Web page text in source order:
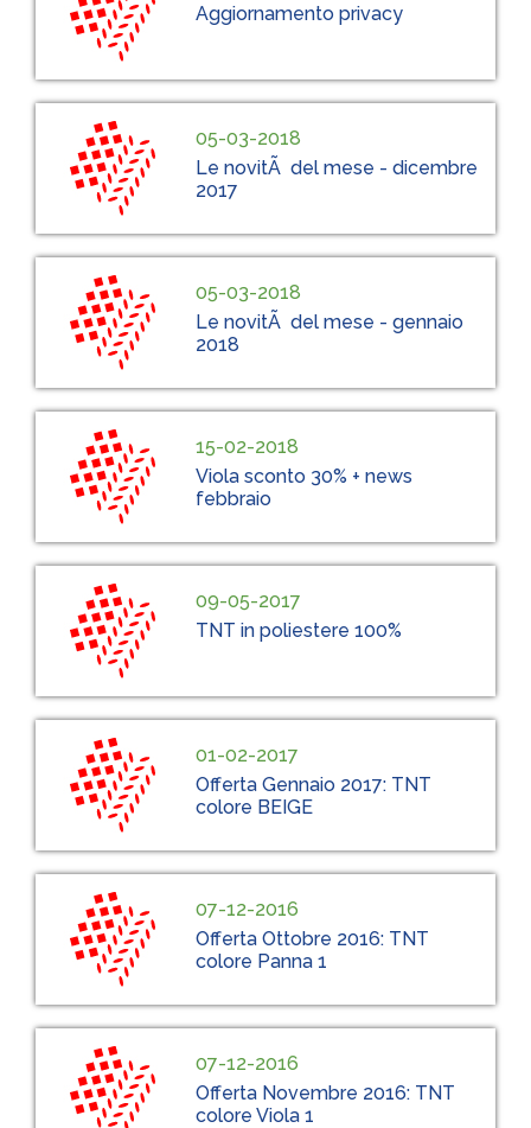
Aggiornamento privacy
05-03-2018
Le novitÃ del mese - dicembre
2017
05-03-2018
Le novitÃ del mese - gennaio
2018
15-02-2018
Viola sconto 30% + news
febbraio
09-05-2017
TNT in poliestere 100%
01-02-2017
Offerta Gennaio 2017: TNT
colore BEIGE
07-12-2016
Offerta Ottobre 2016: TNT
colore Panna 1
07-12-2016
Offerta Novembre 2016: TNT
colore Viola 1